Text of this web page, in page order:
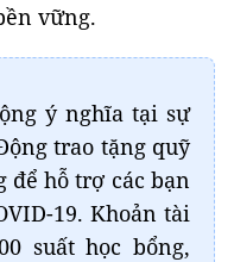
vững.
ý nghĩa tại sự
trao tặng quỹ
để hỗ trợ các bạn
19. Khoản tài
suất học bổng,